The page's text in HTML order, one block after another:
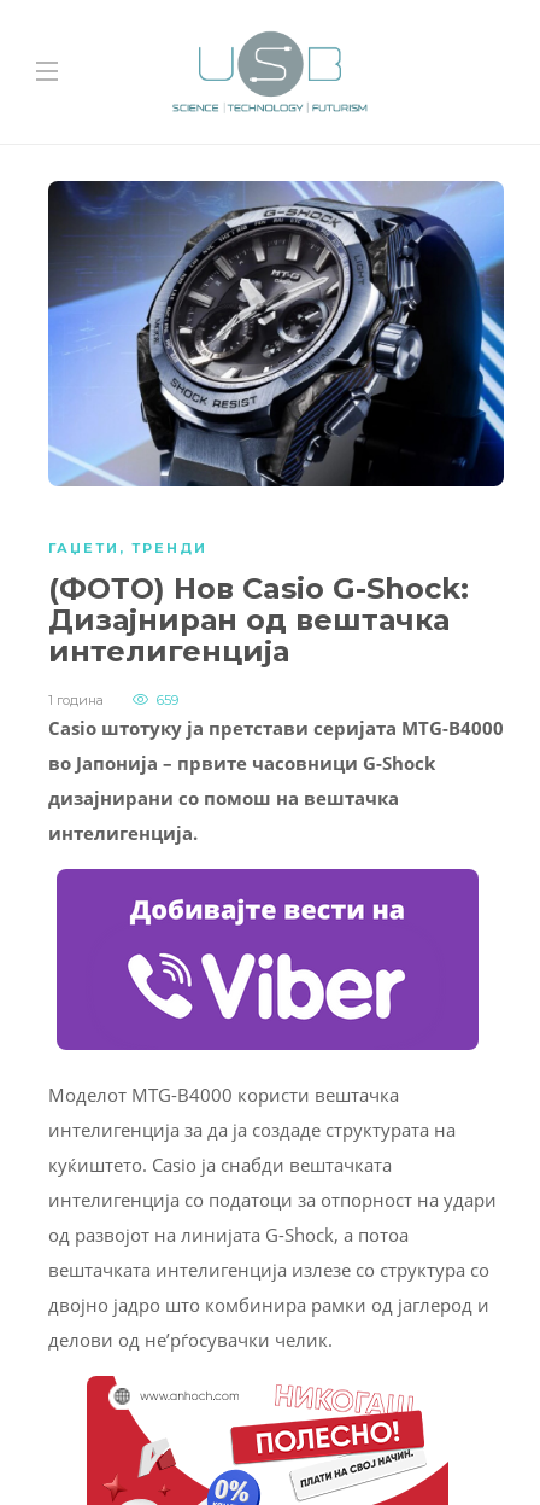
ГАЏЕТИ , ТРЕНДИ
(ФОТО) Нов Casio G-Shock:
Дизајниран од вештачка
интелигенција
1 година 659
Casio штотуку ја претстави серијата MTG-B4000
во Јапонија – првите часовници G-Shock
дизајнирани со помош на вештачка
интелигенција.
Моделот MTG-B4000 користи вештачка
интелигенција за да ја создаде структурата на
куќиштето. Casio ја снабди вештачката
интелигенција со податоци за отпорност на удари
од развојот на линијата G-Shock, а потоа
вештачката интелигенција излезе со структура со
двојно јадро што комбинира рамки од јаглерод и
делови од не’рѓосувачки челик.